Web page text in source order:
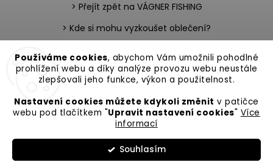
Používáme cookies, abychom Vám umožnili pohodlné
prohlížení webu a díky analýze provozu webu neustále
zlepšovali jeho funkce, výkon a použitelnost.
Nastavení cookies můžete kdykoli změnit v patičce
webu pod tlačítkem "Upravit nastavení cookies" Více
informací
Souhlasím
> Přejít zpět na VÁGNER FISHING
> Kde si mohu vyzkoušet oblečení?
> Katalog zboží v PDF
> Team testerů
VAGNER Fishing. Všechna práva vyhrazena.
Upravit nastavení cookies